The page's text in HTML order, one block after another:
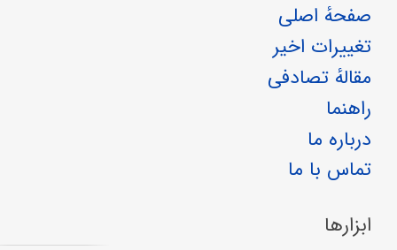
صفحهٔ اصلی
تغییرات اخیر
مقالهٔ تصادفی
راهنما
درباره ما
تماس با ما
ابزارها